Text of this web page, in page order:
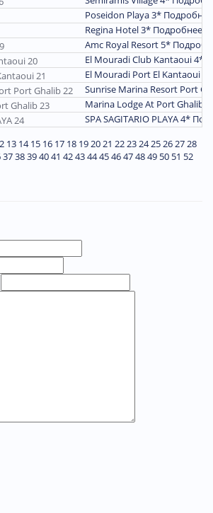
Poseidon Playa 3* Подробнее
Regina Hotel 3* Подробнее
Amc Royal Resort 5*
El Mouradi Club Kantaoui 4*
El Mouradi Port El Kantaoui
Sunrise Marina Resort Port
Marina Lodge At Port Ghalib
SPA SAGITARIO PLAYA 4*
13 14 15 16 17 18 19 20 21 22 23 24 25 26 27 28
3738394041 4243444546474849 50 51 52